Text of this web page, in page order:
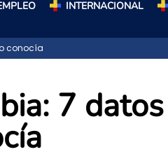
INTERNACIONAL
conocía
7